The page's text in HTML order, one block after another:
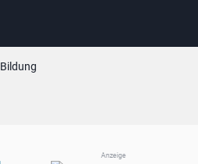
Bildung
Anzeige